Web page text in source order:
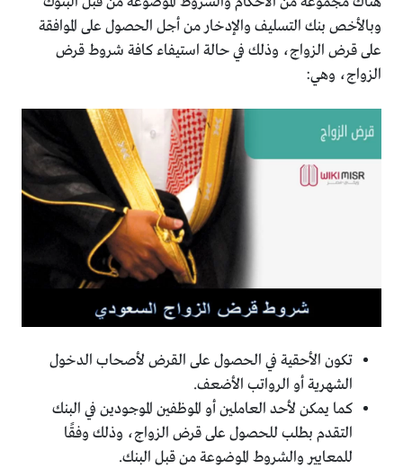
وبالأخص بنك التسليف والإدخار من أجل الحصول على الموافقة
على قرض الزواج، وذلك في حالة استيفاء كافة شروط قرض
الزواج، وهي:
تكون الأحقية في الحصول على القرض لأصحاب الدخول
الشهرية أو الرواتب الأضعف.
كما يمكن لأحد العاملين أو الموظفين الموجودين في البنك
التقدم بطلب للحصول على قرض الزواج، وذلك وفقًا
للمعايير والشروط الموضوعة من قبل البنك.